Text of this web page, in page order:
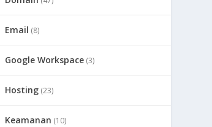
Email (8)
Google Workspace (3)
Hosting (23)
Keamanan (10)